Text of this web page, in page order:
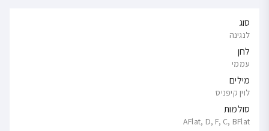
סוג
לנגינה
לחן
עממי
מילים
לוין קיפניס
סולמות
AFlat, D, F, C, BFlat